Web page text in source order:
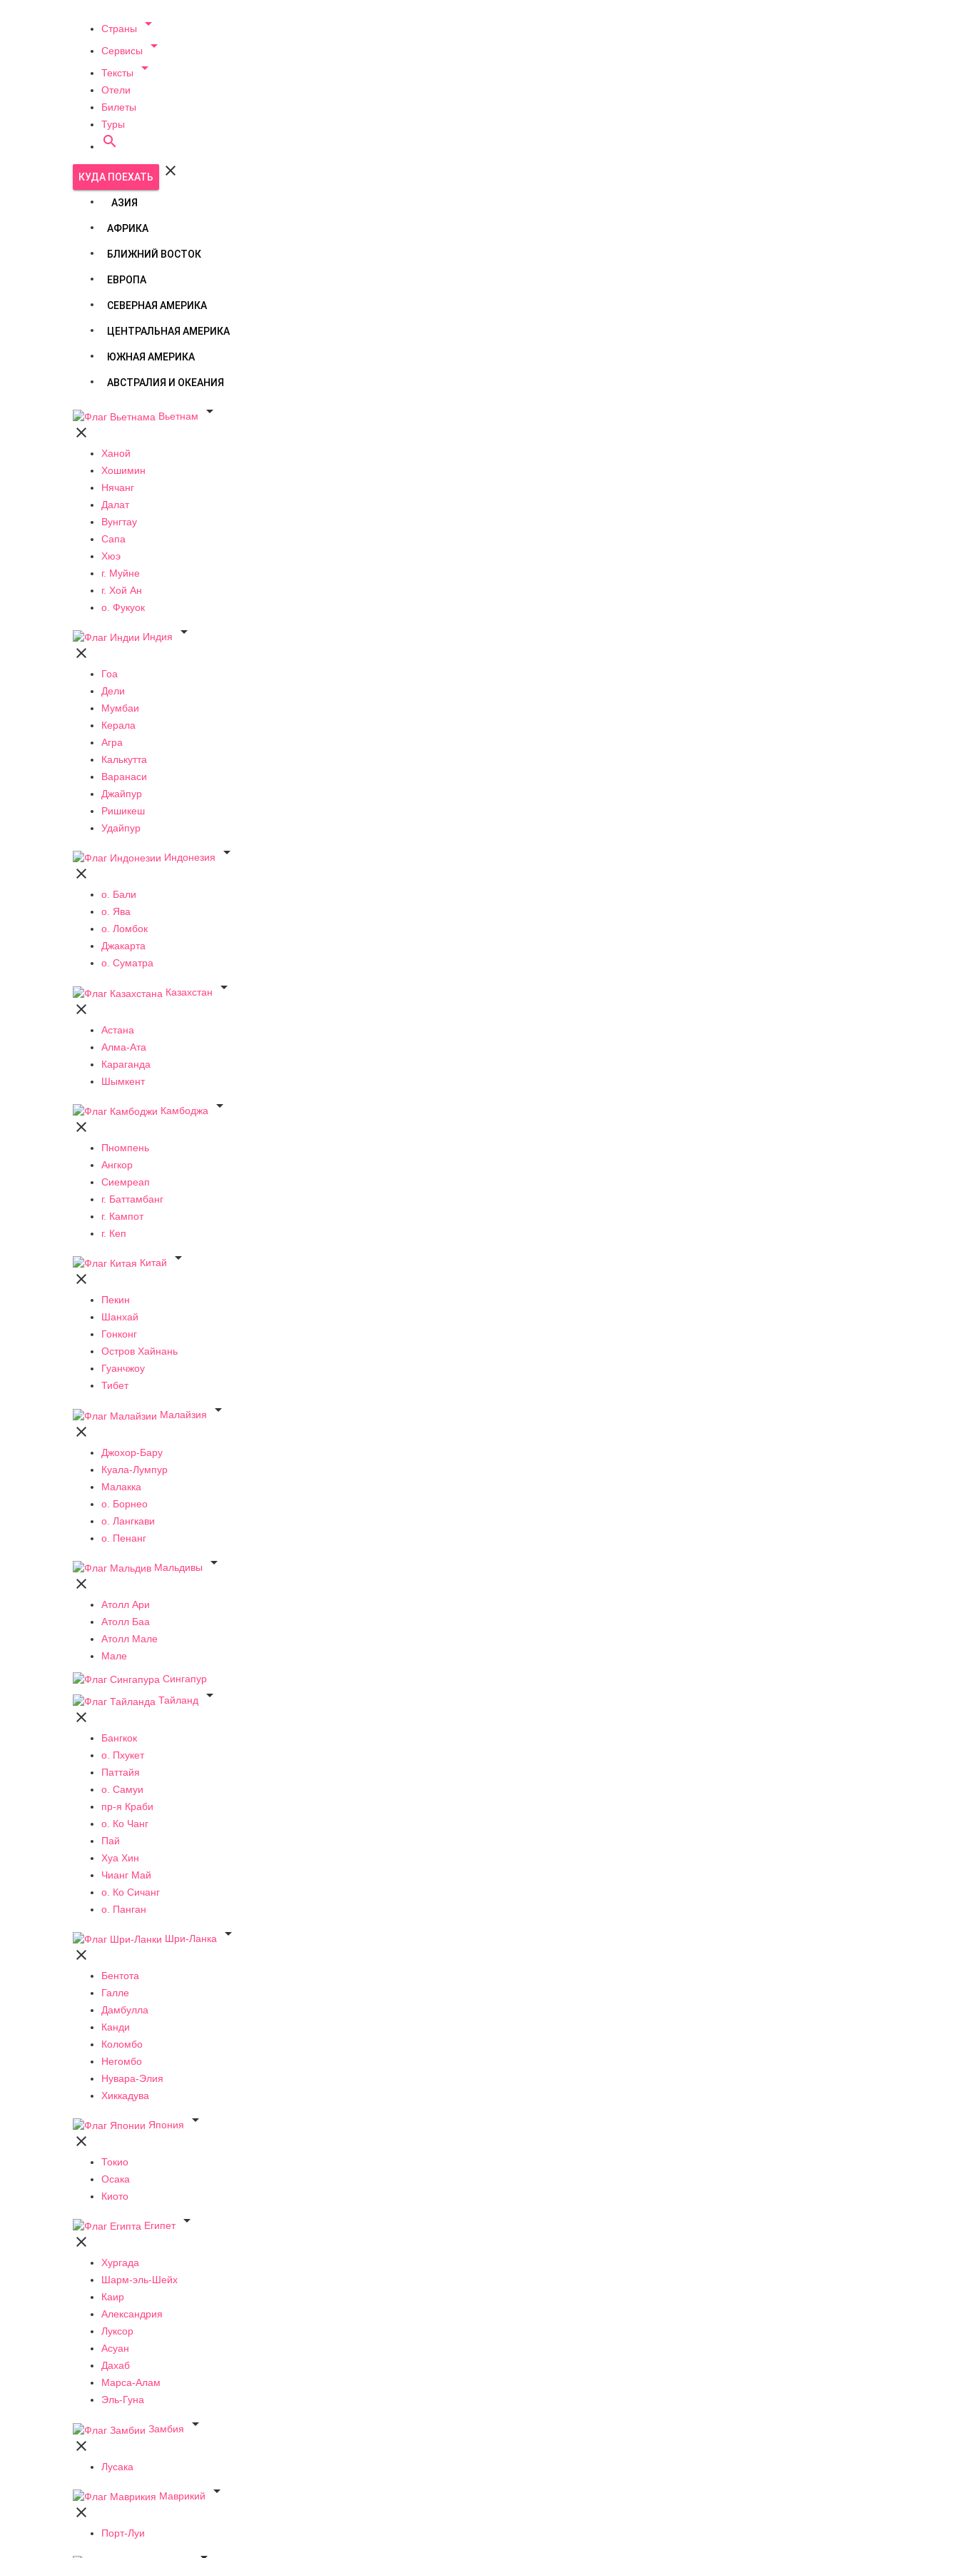
Страны 
Сервисы 
Тексты 
Отели
Билеты
Туры

КУДА ПОЕХАТЬ 
АЗИЯ
АФРИКА
БЛИЖНИЙ ВОСТОК
ЕВРОПА
СЕВЕРНАЯ АМЕРИКА
ЦЕНТРАЛЬНАЯ АМЕРИКА
ЮЖНАЯ АМЕРИКА
АВСТРАЛИЯ И ОКЕАНИЯ
Вьетнам


Ханой
Хошимин
Нячанг
Далат
Вунгтау
Сапа
Хюэ
г. Муйне
г. Хой Ан
о. Фукуок
Индия


Гоа
Дели
Мумбаи
Керала
Агра
Калькутта
Варанаси
Джайпур
Ришикеш
Удайпур
Индонезия


о. Бали
о. Ява
о. Ломбок
Джакарта
о. Суматра
Казахстан


Астана
Алма-Ата
Караганда
Шымкент
Камбоджа


Пномпень
Ангкор
Сиемреап
г. Баттамбанг
г. Кампот
г. Кеп
Китай


Пекин
Шанхай
Гонконг
Остров Хайнань
Гуанчжоу
Тибет
Малайзия


Джохор-Бару
Куала-Лумпур
Малакка
о. Борнео
о. Лангкави
о. Пенанг
Мальдивы


Атолл Ари
Атолл Баа
Атолл Мале
Мале
Сингапур
Тайланд


Бангкок
о. Пхукет
Паттайя
о. Самуи
пр-я Краби
о. Ко Чанг
Пай
Хуа Хин
Чианг Май
о. Ко Сичанг
о. Панган
Шри-Ланка


Бентота
Галле
Дамбулла
Канди
Коломбо
Негомбо
Нувара-Элия
Хиккадува
Япония


Токио
Осака
Киото
Египет


Хургада
Шарм-эль-Шейх
Каир
Александрия
Луксор
Асуан
Дахаб
Марса-Алам
Эль-Гуна
Замбия


Лусака
Маврикий


Порт-Луи